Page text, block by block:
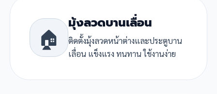
🏠
มุ้งลวดบานเลื่อน
ติดตั้งมุ้งลวดหน้าต่างและประตูบาน
เลื่อน แข็งแรง ทนทาน ใช้งานง่าย